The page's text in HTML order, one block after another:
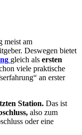
meist am
Deswegen bietet
gleich als ersten
viele praktische
an erster
Station. Das ist
also zum
oder eine